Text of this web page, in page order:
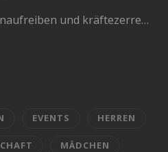
Das war eine sehr nervenaufreiben und kräftezerrende Saison. Mit einem Ende, womit wir nicht gerechnet hatten. Die Vorrunde schlossen wir…
EVENTS HERREN
MÄDCHEN